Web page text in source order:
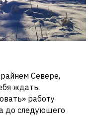
Севере,
ждать.
работу
до следующего